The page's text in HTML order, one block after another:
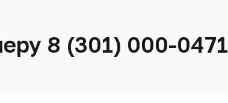
8 (301) 000-0471